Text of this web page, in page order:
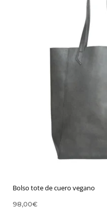
Bolso tote de cuero vegano
98,00€